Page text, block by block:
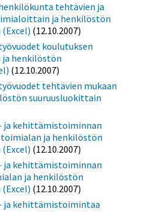
tehtävien ja
ja henkilöstön
(12.10.2007)
koulutuksen
henkilöstön
(12.10.2007)
tehtävien mukaan
suuruusluokittain
ja kehittämistoiminnan
ja henkilöstön
(12.10.2007)
ja kehittämistoiminnan
ja henkilöstön
(12.10.2007)
ja kehittämistoimintaa